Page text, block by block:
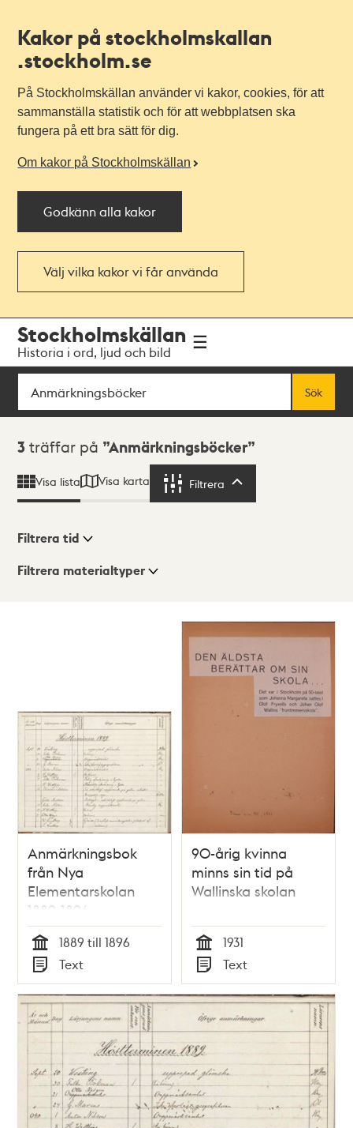
Kakor på stockholmskallan
.stockholm.se
På Stockholmskällan använder vi kakor, cookies, för att
sammanställa statistik och för att webbplatsen ska
fungera på ett bra sätt för dig.
Om kakor på Stockholmskällan
Godkänn alla kakor
Välj vilka kakor vi får använda
navigationen
huvudinnehållet
Stockholmskällan
Historia i ord, ljud och bild
Sök
Sök
Sökresultat
3 träffar på Anmärkningsböcker
Visa lista Visa karta Filtrera
Visningsläge
Filtrera tid
Filtrera materialtyper
Anmärkningsbok
från Nya
Elementarskolan
1889-1896
Tid
1889 till 1896
Typ
Text
90-årig kvinna
minns sin tid på
Wallinska skolan
Tid
1931
Typ
Text